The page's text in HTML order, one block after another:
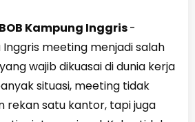
Kampung Inggris-
meeting menjadi salah
wajib dikuasai di dunia kerja
situasi, meeting tidak
rekan satu kantor, tapi juga